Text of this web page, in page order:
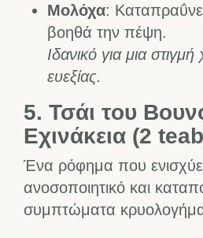
Μολόχα:
βοηθά την πέψη.
Ιδανικό για μια
ευεξίας.
5. Τσάι του
Εχινάκεια (2
Ένα ρόφημα που
ανοσοποιητικό και
συμπτώματα